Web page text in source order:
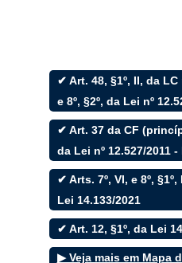
Filtrar por todos
Acesso à Informação
Cidadão
Empresas
Fotos
Notícias
Secretarias
Servidor
Transparência
✔ Art. 48, §1º, II, da LC
e 8º, §2º, da Lei nº
✔ Art. 37 da CF
da Lei nº 12.527/2011 -
✔ Arts. 7º, VI, e 8º,
Lei 14.133/2021
✔ Art. 12, §1º, da Lei
▶ Veja mais em Mapa